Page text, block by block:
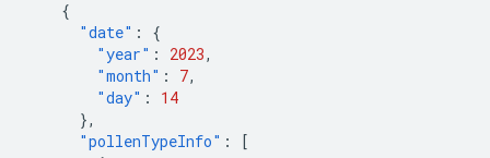
{
"date" :
{
"year" : 2023,
"month" : 7,
"day" :
14
},
"pollenTypeInfo" :
[